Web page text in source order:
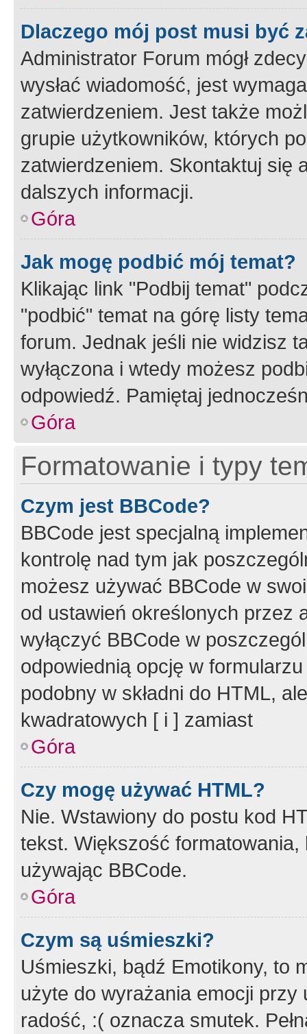
Dlaczego mój post musi być
Administrator Forum mógł
wysłać wiadomość, jest
zatwierdzeniem. Jest także
grupie użytkowników, których
zatwierdzeniem. Skontaktuj się
dalszych informacji.
Góra
Jak mogę podbić mój temat?
Klikając link "Podbij temat"
"podbić" temat na górę listy
forum. Jednak jeśli nie widzisz
wyłączona i wtedy możesz
odpowiedź. Pamiętaj
Góra
Formatowanie i typy
Czym jest BBCode?
BBCode jest specjalną
kontrolę nad tym jak
możesz używać BBCode w
od ustawień określonych przez
wyłączyć BBCode w
odpowiednią opcję w
podobny w składni do HTML,
kwadratowych [ i ] zamiast
Góra
Czy mogę używać HTML?
Nie. Wstawiony do postu kod
tekst. Większość
używając BBCode.
Góra
Czym są uśmieszki?
Uśmieszki, bądź Emotikony, to
użyte do wyrażania emocji
radość, :( oznacza smutek.